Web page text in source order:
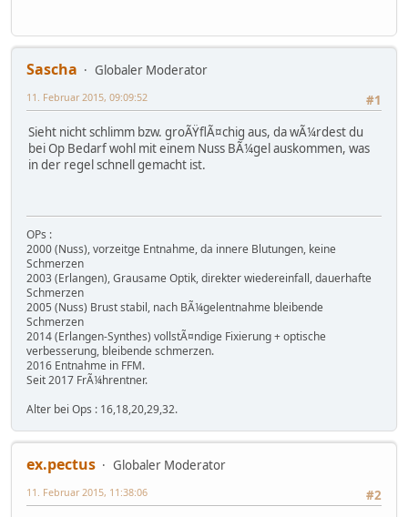
Sascha
Globaler Moderator
#1
11. Februar 2015, 09:09:52
Sieht nicht schlimm bzw. groÃŸflÃ¤chig aus, da wÃ¼rdest du
bei Op Bedarf wohl mit einem Nuss BÃ¼gel auskommen, was
in der regel schnell gemacht ist.
OPs :
2000 (Nuss), vorzeitge Entnahme, da innere Blutungen, keine
Schmerzen
2003 (Erlangen), Grausame Optik, direkter wiedereinfall, dauerhafte
Schmerzen
2005 (Nuss) Brust stabil, nach BÃ¼gelentnahme bleibende
Schmerzen
2014 (Erlangen-Synthes) vollstÃ¤ndige Fixierung + optische
verbesserung, bleibende schmerzen.
2016 Entnahme in FFM.
Seit 2017 FrÃ¼hrentner.
Alter bei Ops : 16,18,20,29,32.
ex.pectus
Globaler Moderator
#2
11. Februar 2015, 11:38:06